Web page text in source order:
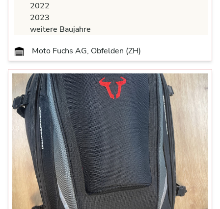
2022
2023
weitere Baujahre
Moto Fuchs AG, Obfelden (ZH)